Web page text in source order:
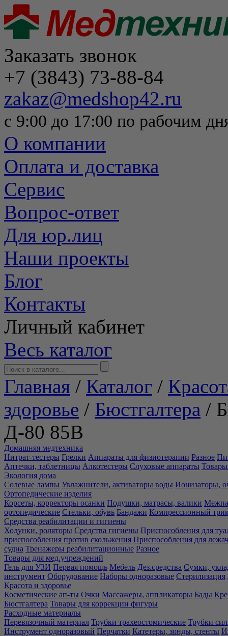
Заказать звонок
+7 (3843) 73-88-84
zakaz@medshop42.ru
с 9:00 до 17:00 по рабочим
О компании
Оплата и доставка
Сервис
Вопрос-ответ
Для юр.лиц
Наши проекты
Блог
Контакты
Личный кабинет
Весь каталог
Главная / Каталог /
здоровье / Бюстгалтера /
Д-80 85В
Домашняя медтехника
Нитрат-тестеры Грелки Аппараты для физиотерапии Разное
Аптечки, таблетницы Алкотестеры Слуховые аппараты Товары
Экология дома
Солевые лампы Увлажнители, активаторы воды Ионизаторы,
Ортопедические изделия
Корсеты, корректоры осанки Подушки, матрасы, валики
ортопедические Стельки, обувь Бандажи Компрессионный
Средства реабилитации и гигиены
Ходунки, роляторы Средства гигиены Приспособления для
приспособления против скольжения Приспособления для
судна Тренажеры реабилитационные Разное
Товары для мед.учреждений
Гель для УЗИ Первая помощь Мебель Дез.средства Сумки,
инструмент Оборудование Наборы одноразовые Стерилизация
Красота и здоровье
Косметические ап-ты Очки Массажеры, аппликаторы Бады
Бюстгалтера Товары для коррекции фигуры
Расходные материалы
Перевязочный материал Трубки трахеостомические Трубки
Инструмент одноразовый Перчатки Катетеры, зонды, стенты